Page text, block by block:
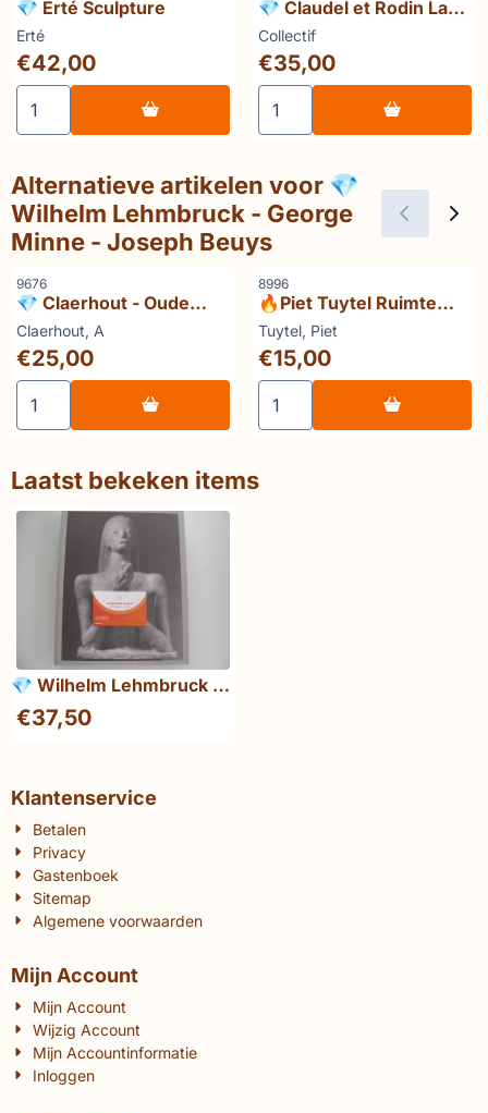
💎 Erté Sculpture
Merk:
Erté
Prijs: 42,00
€42,00
Aantal kiezen voor 💎 Erté Sculpture
💎 Claudel et Rodin La
rencontre de deux
destins
Merk:
Collectif
Prijs: 35,00
€35,00
Aantal kiezen voor 💎
Alternatieve artikelen voor 💎
Wilhelm Lehmbruck - George
Minne - Joseph Beuys
Artikelnummer
9676
💎 Claerhout - Oude
beeldkeramiek en
aardewerk van Djenné,
Mali
Merk:
Claerhout, A
Prijs: 25,00
€25,00
Aantal kiezen voor 💎 Claerhout - Oude beeldkeramiek
Artikelnummer
8996
🔥Piet Tuytel Ruimte
Objecten 1980-2005
Merk:
Tuytel, Piet
Prijs: 15,00
€15,00
Aantal kiezen voor 🔥Piet
Laatst bekeken items
💎 Wilhelm Lehmbruck -
George Minne - Joseph
Beuys
€37,50
Klantenservice
Betalen
Privacy
Gastenboek
Sitemap
Algemene voorwaarden
Mijn Account
Mijn Account
Wijzig Account
Mijn Accountinformatie
Inloggen